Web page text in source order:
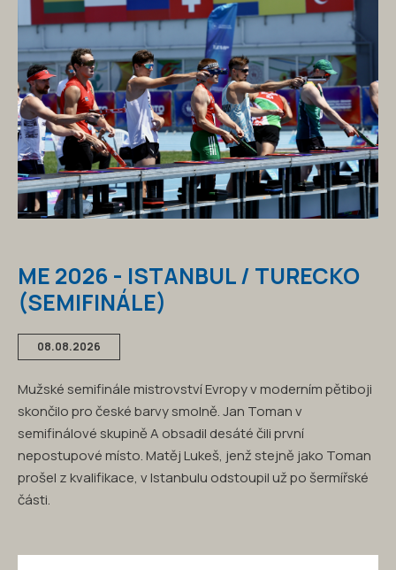
ME 2026 - ISTANBUL / TURECKO
(SEMIFINÁLE)
08.08.2026
Mužské semifinále mistrovství Evropy v moderním pětiboji
skončilo pro české barvy smolně. Jan Toman v
semifinálové skupině A obsadil desáté čili první
nepostupové místo. Matěj Lukeš, jenž stejně jako Toman
prošel z kvalifikace, v Istanbulu odstoupil už po šermířské
části.